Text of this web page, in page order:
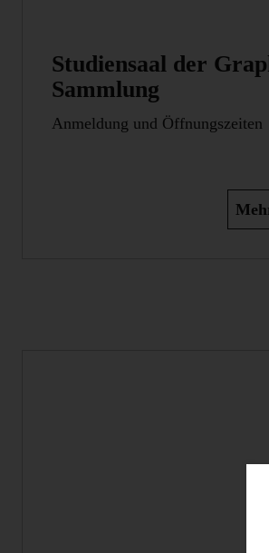
Studiensaal der
Sammlung
Anmeldung und Öffnungszeiten